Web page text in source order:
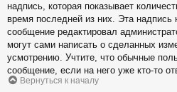
надпись, которая показывает
время последней из них. Эта надпись
сообщение редактировал
могут сами написать о сделанных
усмотрению. Учтите, что обычные
сообщение, если на него уже кто-то
Вернуться к началу